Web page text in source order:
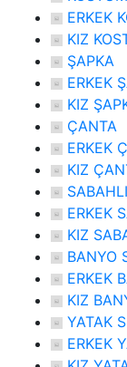
ERKEK
KIZ
ŞAPKA
ERKEK
KIZ
ÇANTA
ERKEK
KIZ
ERKEK
KIZ
BANYO
ERKEK
KIZ
YATAK
ERKEK